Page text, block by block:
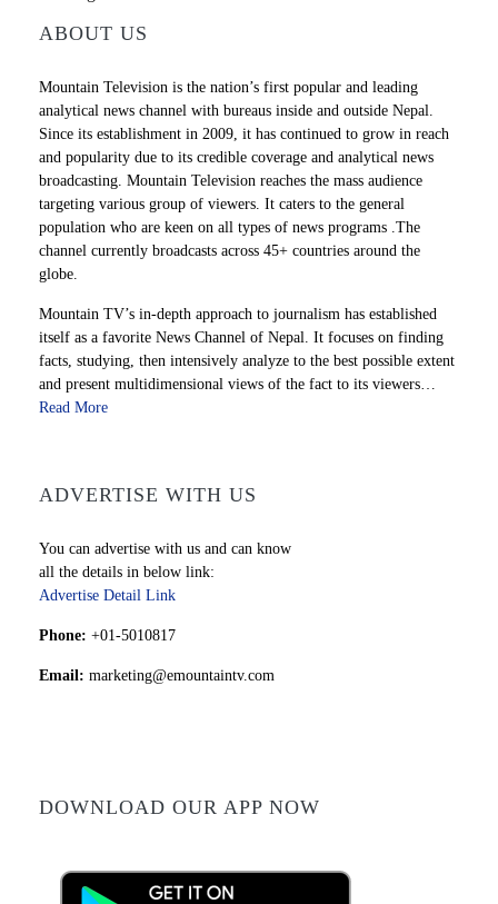
ABOUT US
Mountain Television is the nation’s first popular and leading
analytical news channel with bureaus inside and outside Nepal.
Since its establishment in 2009, it has continued to grow in reach
and popularity due to its credible coverage and analytical news
broadcasting. Mountain Television reaches the mass audience
targeting various group of viewers. It caters to the general
population who are keen on all types of news programs .The
channel currently broadcasts across 45+ countries around the
globe.
Mountain TV’s in-depth approach to journalism has established
itself as a favorite News Channel of Nepal. It focuses on finding
facts, studying, then intensively analyze to the best possible extent
and present multidimensional views of the fact to its viewers…
Read More
ADVERTISE WITH US
You can advertise with us and can know
all the details in below link:
Advertise Detail Link
Phone: +01-5010817
Email: marketing@emountaintv.com
DOWNLOAD OUR APP NOW